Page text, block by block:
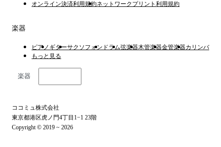
オンライン決済利用規約ネットワークプリント利用規約
楽器
ピアノ ギターサクソフォン ドラム弦楽器木管楽器金管楽器カリンバ
もっと見る
楽器
ココミュ株式会社
東京都港区虎ノ門4丁目1−1 23階
Copyright © 2019 ~ 2026